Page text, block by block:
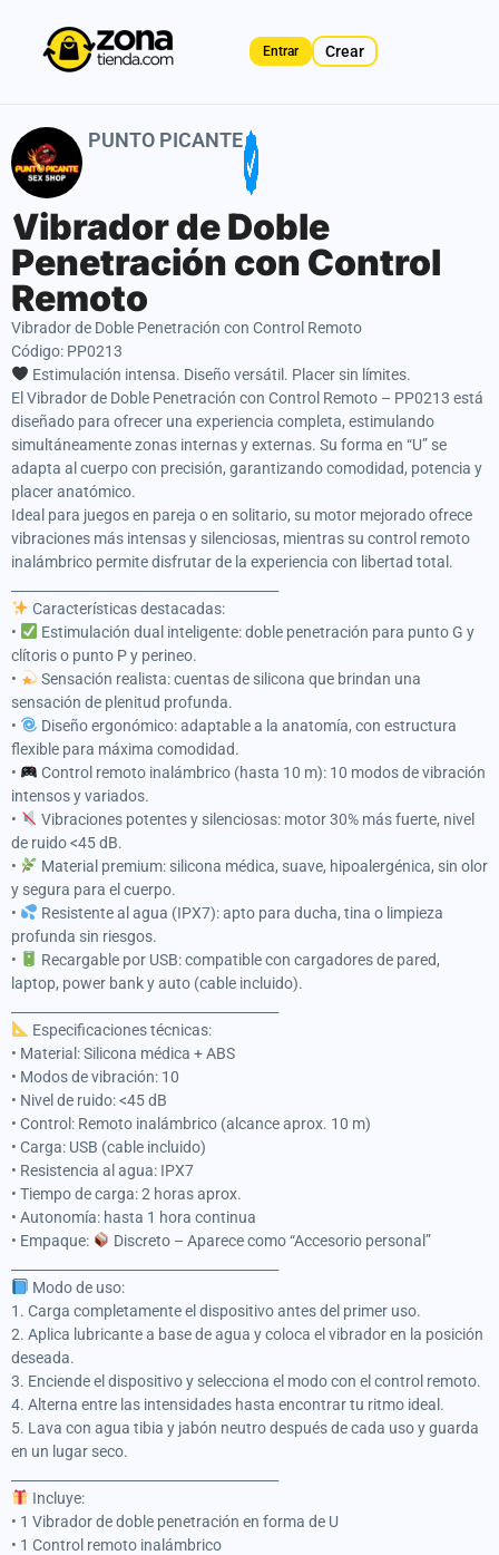
Crear
Entrar
PUNTO PICANTE
Vibrador de Doble
Penetración con Control
Remoto
Vibrador de Doble Penetración con Control Remoto
Código: PP0213
Estimulación intensa. Diseño versátil. Placer sin límites.
El Vibrador de Doble Penetración con Control Remoto – PP0213 está
diseñado para ofrecer una experiencia completa, estimulando
simultáneamente zonas internas y externas. Su forma en “U” se
adapta al cuerpo con precisión, garantizando comodidad, potencia y
placer anatómico.
Ideal para juegos en pareja o en solitario, su motor mejorado ofrece
vibraciones más intensas y silenciosas, mientras su control remoto
inalámbrico permite disfrutar de la experiencia con libertad total.
Características destacadas:
•
Estimulación dual inteligente: doble penetración para punto G y
clítoris o punto P y perineo.
•
Sensación realista: cuentas de silicona que brindan una
sensación de plenitud profunda.
•
Diseño ergonómico: adaptable a la anatomía, con estructura
flexible para máxima comodidad.
•
Control remoto inalámbrico (hasta 10 m): 10 modos de vibración
intensos y variados.
•
Vibraciones potentes y silenciosas: motor 30% más fuerte, nivel
de ruido <45 dB.
•
Material premium: silicona médica, suave, hipoalergénica, sin olor
y segura para el cuerpo.
•
Resistente al agua (IPX7): apto para ducha, tina o limpieza
profunda sin riesgos.
•
Recargable por USB: compatible con cargadores de pared,
laptop, power bank y auto (cable incluido).
Especificaciones técnicas:
• Material: Silicona médica + ABS
• Modos de vibración: 10
• Nivel de ruido: <45 dB
• Control: Remoto inalámbrico (alcance aprox. 10 m)
• Carga: USB (cable incluido)
• Resistencia al agua: IPX7
• Tiempo de carga: 2 horas aprox.
• Autonomía: hasta 1 hora continua
• Empaque:
Discreto – Aparece como “Accesorio personal”
Modo de uso:
1. Carga completamente el dispositivo antes del primer uso.
2. Aplica lubricante a base de agua y coloca el vibrador en la posición
deseada.
3. Enciende el dispositivo y selecciona el modo con el control remoto.
4. Alterna entre las intensidades hasta encontrar tu ritmo ideal.
5. Lava con agua tibia y jabón neutro después de cada uso y guarda
en un lugar seco.
Incluye:
• 1 Vibrador de doble penetración en forma de U
• 1 Control remoto inalámbrico